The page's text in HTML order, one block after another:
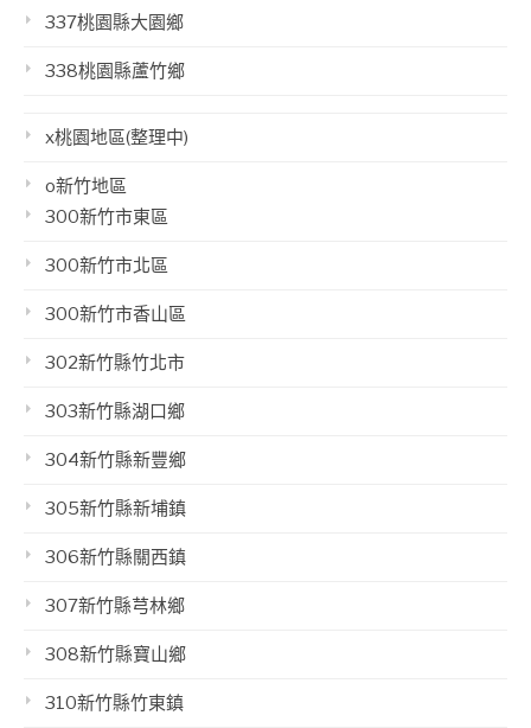
337桃園縣大園鄉
338桃園縣蘆竹鄉
x桃園地區(整理中)
o新竹地區
300新竹市東區
300新竹市北區
300新竹市香山區
302新竹縣竹北市
303新竹縣湖口鄉
304新竹縣新豐鄉
305新竹縣新埔鎮
306新竹縣關西鎮
307新竹縣芎林鄉
308新竹縣寶山鄉
310新竹縣竹東鎮